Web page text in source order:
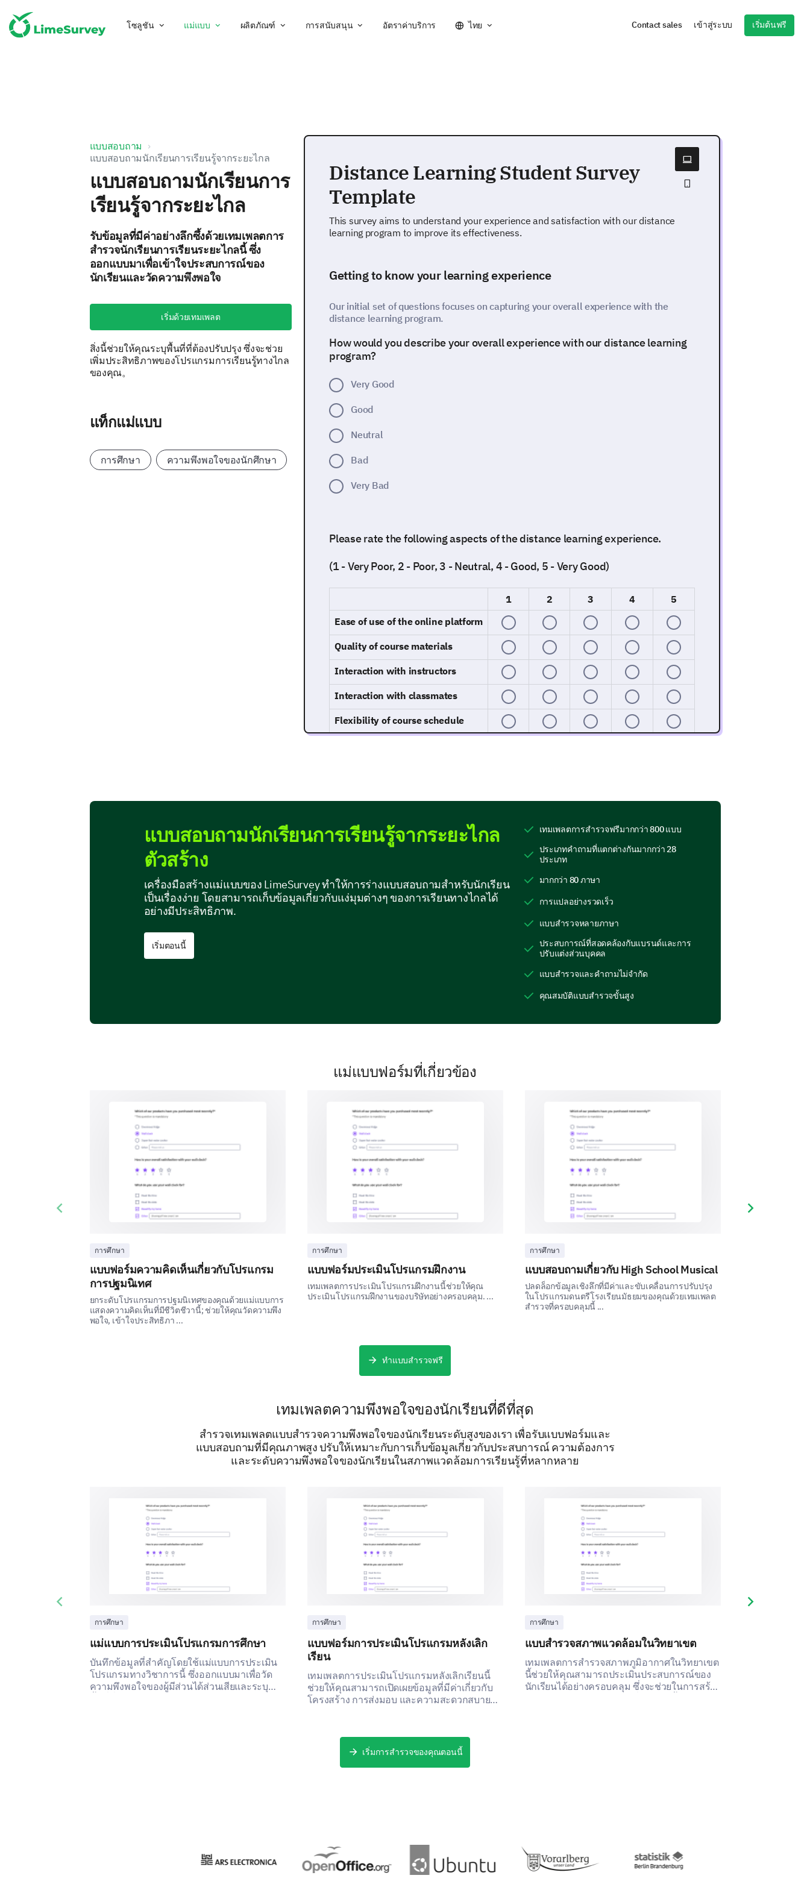
โซลูชัน แม่แบบ ผลิตภัณฑ์ การสนับสนุน อัตราค่าบริการ ไทย Contact sales เข้าสู่ระบบ เริ่มต้นฟรี
แบบสอบถาม
แบบสอบถามนักเรียนการเรียนรู้จากระยะไกล
แบบสอบถามนักเรียนการ
เรียนรู้จากระยะไกล
รับข้อมูลที่มีค่าอย่างลึกซึ้งด้วยเทมเพลตการ
สำรวจนักเรียนการเรียนระยะไกลนี้ ซึ่ง
ออกแบบมาเพื่อเข้าใจประสบการณ์ของ
นักเรียนและวัดความพึงพอใจ
เริ่มด้วยเทมเพลต
สิ่งนี้ช่วยให้คุณระบุพื้นที่ที่ต้องปรับปรุง ซึ่งจะช่วย
เพิ่มประสิทธิภาพของโปรแกรมการเรียนรู้ทางไกล
ของคุณ。
แท็กแม่แบบ
การศึกษา ความพึงพอใจของนักศึกษา
Distance Learning Student Survey
Template
This survey aims to understand your experience and satisfaction with our distance
learning program to improve its effectiveness.
Getting to know your learning experience
Our initial set of questions focuses on capturing your overall experience with the
distance learning program.
How would you describe your overall experience with our distance learning
program?
Very Good
Good
Neutral
Bad
Very Bad
Please rate the following aspects of the distance learning experience.
(1 - Very Poor, 2 - Poor, 3 - Neutral, 4 - Good, 5 - Very Good)
1 2 3 4
5
Ease of use of the online platform
Quality of course materials
Interaction with instructors
Interaction with classmates
Flexibility of course schedule
distance learning program.
What are the areas you think could be improved in our distance learning
program? Please add a comment for each area you select to provide
Course content
Course schedule
Student support
Please provide any additional comments or suggestions you may have about
improving the distance learning program.
Understanding your learning needs and preferences
In this last section, we want to understand your needs and preferences better, to
make the distance learning experience more personalized.
How many hours per week do you prefer to dedicate to distance learning?
แบบสอบถามนักเรียนการเรียนรู้จากระยะไกล
ตัวสร้าง
เครื่องมือสร้างแม่แบบของ LimeSurvey ทำให้การร่างแบบสอบถามสำหรับนักเรียน
เป็นเรื่องง่าย โดยสามารถเก็บข้อมูลเกี่ยวกับแง่มุมต่างๆ ของการเรียนทางไกลได้
อย่างมีประสิทธิภาพ.
เริ่มตอนนี้
เทมเพลตการสำรวจฟรีมากกว่า 800 แบบ
ประเภทคำถามที่แตกต่างกันมากกว่า 28
ประเภท
มากกว่า 80 ภาษา
การแปลอย่างรวดเร็ว
แบบสำรวจหลายภาษา
ประสบการณ์ที่สอดคล้องกับแบรนด์และการ
ปรับแต่งส่วนบุคคล
แบบสำรวจและคำถามไม่จำกัด
คุณสมบัติแบบสำรวจขั้นสูง
แม่แบบฟอร์มที่เกี่ยวข้อง
การศึกษา
แบบฟอร์มความคิดเห็นเกี่ยวกับโปรแกรม
การปฐมนิเทศ
ยกระดับโปรแกรมการปฐมนิเทศของคุณด้วยแม่แบบการ
แสดงความคิดเห็นที่มีชีวิตชีวานี้; ช่วยให้คุณวัดความพึง
พอใจ, เข้าใจประสิทธิภา ...
การศึกษา
แบบฟอร์มประเมินโปรแกรมฝึกงาน
เทมเพลตการประเมินโปรแกรมฝึกงานนี้ช่วยให้คุณ
ประเมินโปรแกรมฝึกงานของบริษัทอย่างครอบคลุม. ...
การศึกษา
แบบสอบถามเกี่ยวกับ High School Musical
ปลดล็อกข้อมูลเชิงลึกที่มีค่าและขับเคลื่อนการปรับปรุง
ในโปรแกรมดนตรีโรงเรียนมัธยมของคุณด้วยเทมเพลต
สำรวจที่ครอบคลุมนี้ ...
Previous slide Next slide
ทำแบบสำรวจฟรี
เทมเพลตความพึงพอใจของนักเรียนที่ดีที่สุด
สำรวจเทมเพลตแบบสำรวจความพึงพอใจของนักเรียนระดับสูงของเรา เพื่อรับแบบฟอร์มและ
แบบสอบถามที่มีคุณภาพสูง ปรับให้เหมาะกับการเก็บข้อมูลเกี่ยวกับประสบการณ์ ความต้องการ
และระดับความพึงพอใจของนักเรียนในสภาพแวดล้อมการเรียนรู้ที่หลากหลาย
การศึกษา
แม่แบบการประเมินโปรแกรมการศึกษา
บันทึกข้อมูลที่สำคัญโดยใช้แม่แบบการประเมิน
โปรแกรมทางวิชาการนี้ ซึ่งออกแบบมาเพื่อวัด
ความพึงพอใจของผู้มีส่วนได้ส่วนเสียและระบุ
การศึกษา
แบบฟอร์มการประเมินโปรแกรมหลังเลิก
เรียน
เทมเพลตการประเมินโปรแกรมหลังเลิกเรียนนี้
ช่วยให้คุณสามารถเปิดเผยข้อมูลที่มีค่าเกี่ยวกับ
โครงสร้าง การส่งมอบ และความสะดวกสบาย
การศึกษา
แบบสำรวจสภาพแวดล้อมในวิทยาเขต
เทมเพลตการสำรวจสภาพภูมิอากาศในวิทยาเขต
นี้ช่วยให้คุณสามารถประเมินประสบการณ์ของ
นักเรียนได้อย่างครอบคลุม ซึ่งจะช่วยในการสร้าง
Previous slide Next slide
เริ่มการสำรวจของคุณตอนนี้